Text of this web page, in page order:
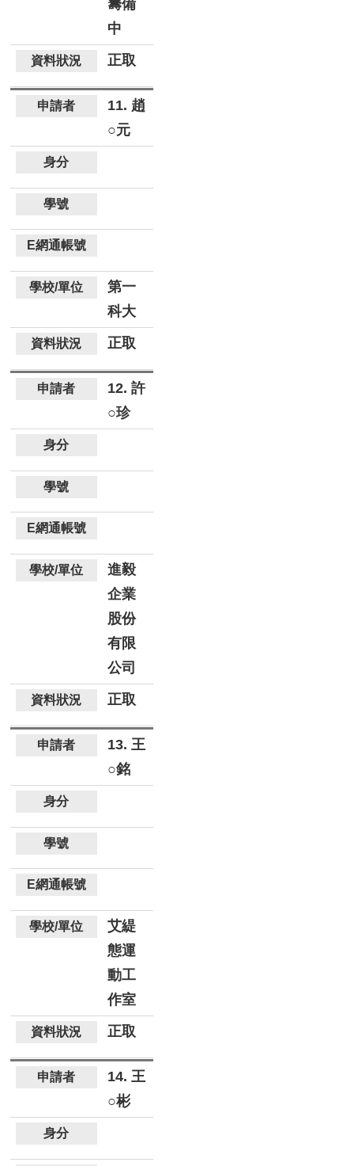
籌備
中
正取
11. 趙
○元
第一
科大
正取
12. 許
○珍
進毅
企業
股份
有限
公司
正取
13. 王
○銘
艾緹
態運
動工
作室
正取
14. 王
○彬